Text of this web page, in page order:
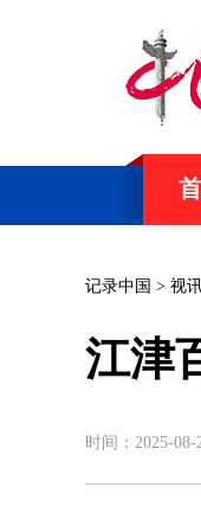
记录中国 > 视
江津
时间：2025-08-